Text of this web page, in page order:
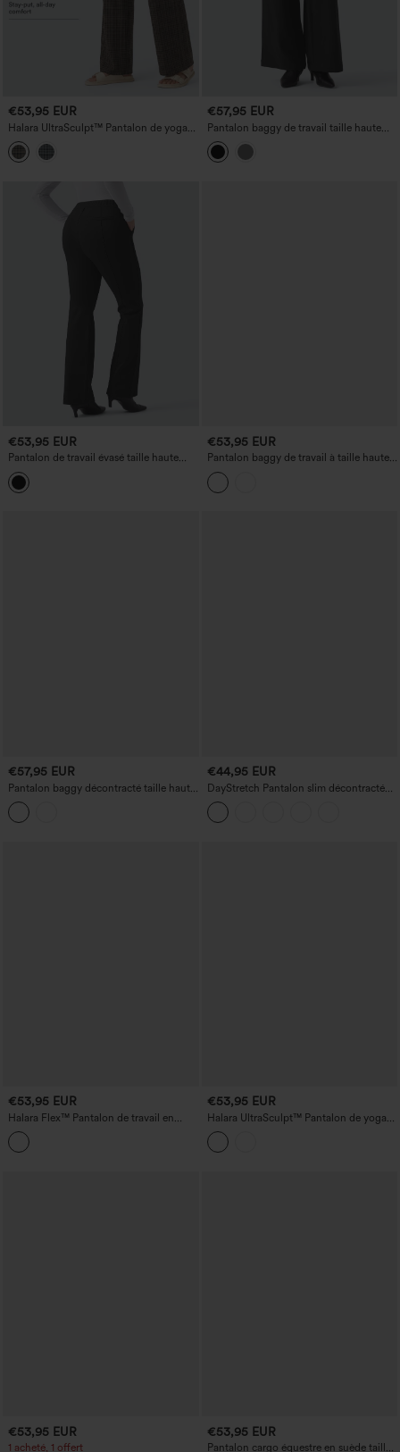
€53,95 EUR
Halara UltraSculpt™ Pantalon de yoga
taille haute à imprimé à carreaux, coupe
droite, effet gainant pour le ventre, avec
poches
€57,95 EUR
Pantalon baggy de travail taille haute
avec poches
€53,95 EUR
Pantalon de travail évasé taille haute
avec poches
€53,95 EUR
Pantalon baggy de travail à taille haute,
rayé, avec poches
€57,95 EUR
Pantalon baggy décontracté taille haute
avec poches
€44,95 EUR
DayStretch Pantalon slim décontracté
taille haute avec poches décoratives,
longueur cheville
€53,95 EUR
Halara Flex™ Pantalon de travail en
crêpe, taille extra-haute, à plis, avec
poches et jambes larges
€53,95 EUR
Halara UltraSculpt™ Pantalon de yoga
taille haute à imprimé léopard, jambe
droite, dentelle contrastée, avec poches
€53,95 EUR
1 acheté, 1 offert
€53,95 EUR
Pantalon cargo équestre en suède taille